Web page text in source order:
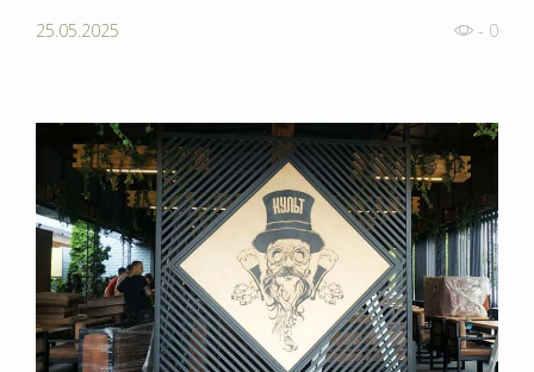
25.05.2025
- 0